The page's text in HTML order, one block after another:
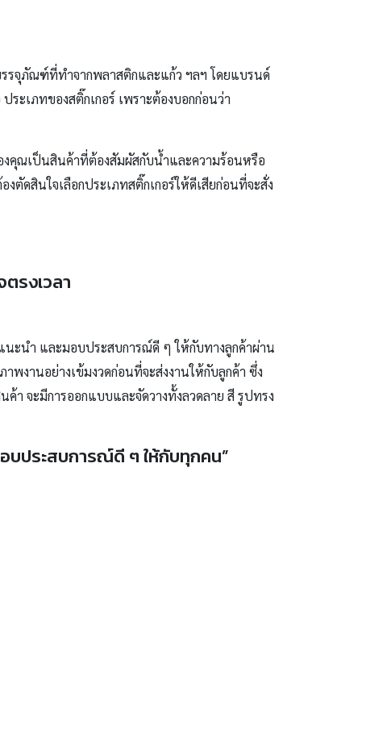
จุภัณฑ์ที่ทำจากพลาสติกและแก้ว ฯลฯ โดยแบรนด์
ะเภทของสติ๊กเกอร์ เพราะต้องบอกก่อนว่า
คุณเป็นสินค้าที่ต้องสัมผัสกับน้ำและความร้อนหรือ
ดสินใจเลือกประเภทสติ๊กเกอร์ให้ดีเสียก่อนที่จะสั่ง
รงเวลา
ะนำ และมอบประสบการณ์ดี ๆ ให้กับทางลูกค้าผ่าน
พงานอย่างเข้มงวดก่อนที่จะส่งงานให้กับลูกค้า ซึ่ง
า จะมีการออกแบบและจัดวางทั้งลวดลาย สี รูปทรง
บประสบการณ์ดี ๆ ให้กับทุกคน”